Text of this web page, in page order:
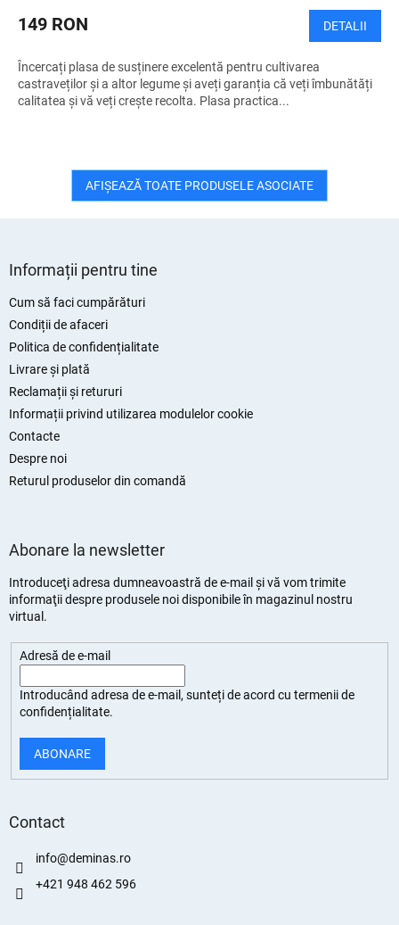
149 RON DETALII
Încercați plasa de susținere excelentă pentru cultivarea
castraveților și a altor legume și aveți garanția că veți îmbunătăți
calitatea și vă veți crește recolta. Plasa practica...
AFIŞEAZĂ TOATE PRODUSELE ASOCIATE
Informații pentru tine
Cum să faci cumpărături
Condiții de afaceri
Politica de confidențialitate
Livrare și plată
Reclamații și retururi
Informații privind utilizarea modulelor cookie
Contacte
Despre noi
Returul produselor din comandă
Abonare la newsletter
Introduceţi adresa dumneavoastră de e-mail şi vă vom trimite
informaţii despre produsele noi disponibile în magazinul nostru
virtual.
Adresă de e-mail
Introducând adresa de e-mail, sunteți deacord cu termenii de
confidențialitate.
ABONARE
Contact
info@deminas.ro
+421 948 462 596